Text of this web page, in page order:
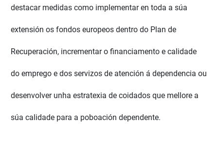
destacar medidas como implementar en toda a súa
extensión os fondos europeos dentro do Plan de
Recuperación, incrementar o financiamento e calidade
do emprego e dos servizos de atención á dependencia ou
desenvolver unha estratexia de coidados que mellore a
súa calidade para a poboación dependente.